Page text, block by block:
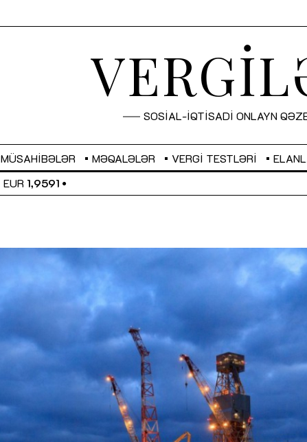
SOSİAL-İQTİSADİ ONLAYN
MÜSAHIBƏLƏR MƏQALƏLƏR VERGI TESTLƏRI
EUR 1,9591
Sahibkarlıq fəaliyyəti üçün inklüziv
MƏQALƏ
Dünya iqtisadiyyatında vergi
siyasətinin imperativləri
Əvəz Quliyev: “Yumşaq keçid
sayəsində aparılmış islahatın nəticələri
qorunub saxlanılacaq”MÜSAHİBƏ
Maliyyə planlaması prizmasında
büdcəyə baxışMƏQALƏ
“Düzgün
real iş
MÜSAHİBƏ
Aytən
inklüziv
öyrənən